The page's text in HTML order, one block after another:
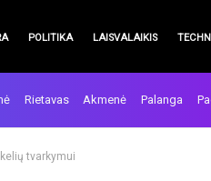
POLITIKA LAISVALAIKIS
Rietavas Akmenė Palanga
tvarkymui